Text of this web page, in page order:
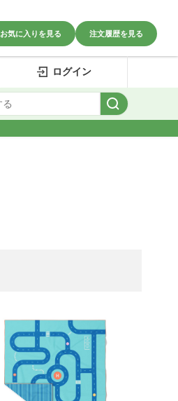
お気に入りを見る 注文履歴を見る
ログイン